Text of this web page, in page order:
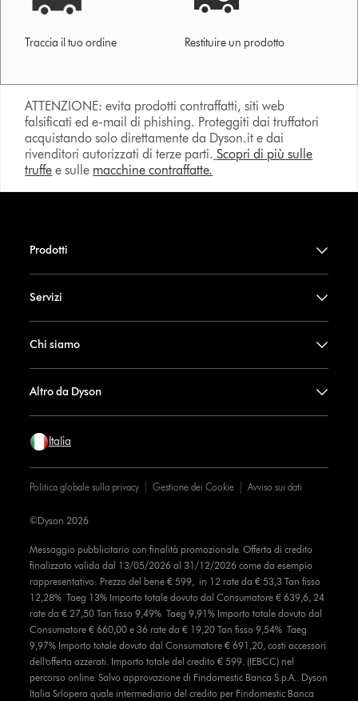
Traccia il tuo ordine Restituire un prodotto
ATTENZIONE: evita prodotti contraffatti, siti web
falsificati ed e-mail di phishing. Proteggiti dai truffatori
acquistando solo direttamente da Dyson.it e dai
rivenditori autorizzati di terze parti. Scopri di più sulle
truffe e sulle macchine contraffatte.
Prodotti
Servizi
Chi siamo
Altro da Dyson
Italia
Politica globale sulla privacy Gestione dei Cookie Avviso sui dati
Messaggio pubblicitario con finalità promozionale. Offerta di credito
finalizzato valida dal 13/05/2026 al 31/12/2026 come da esempio
rappresentativo: Prezzo del bene € 599, in 12 rate da € 53,3 Tan fisso
12,28% Taeg 13% Importo totale dovuto dal Consumatore € 639,6, 24
rate da € 27,50 Tan fisso 9,49% Taeg 9,91% Importo totale dovuto dal
Consumatore € 660,00 e 36 rate da € 19,20 Tan fisso 9,54% Taeg
9,97% Importo totale dovuto dal Consumatore € 691,20, costi accessori
dell’offerta azzerati. Importo totale del credito € 599. (IEBCC) nel
percorso online. Salvo approvazione di Findomestic Banca S.p.A.. Dyson
Italia Srlopera quale intermediario del credito per Findomestic Banca
©Dyson 2026